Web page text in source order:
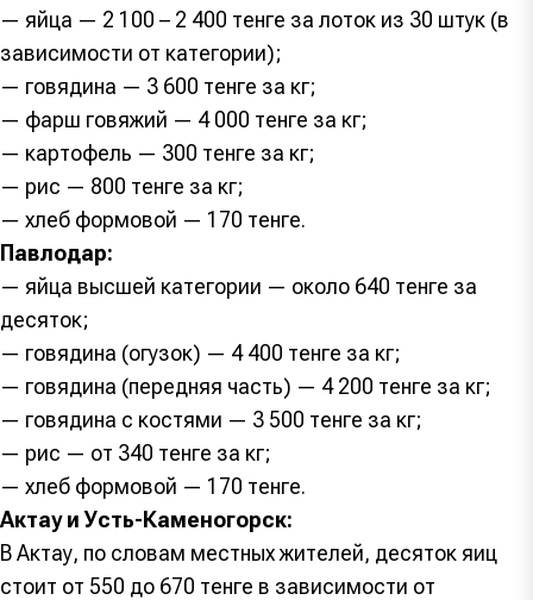
— яйца — 2 100 – 2 400 тенге за лоток из 30 штук (в
зависимости от категории);
— говядина — 3 600 тенге за кг;
— фарш говяжий — 4 000 тенге за кг;
— картофель — 300 тенге за кг;
— рис — 800 тенге за кг;
— хлеб формовой — 170 тенге.
Павлодар:
— яйца высшей категории — около 640 тенге за
десяток;
— говядина (огузок) — 4 400 тенге за кг;
— говядина (передняя часть) — 4 200 тенге за кг;
— говядина с костями — 3 500 тенге за кг;
— рис — от 340 тенге за кг;
— хлеб формовой — 170 тенге.
Актау и Усть-Каменогорск:
В Актау, по словам местных жителей, десяток яиц
стоит от 550 до 670 тенге в зависимости от